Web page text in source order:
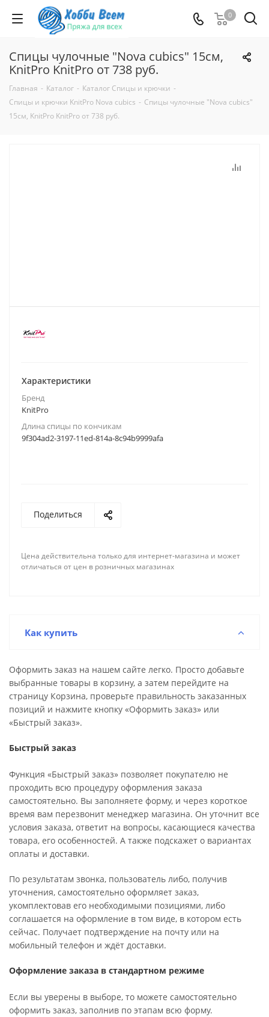
0
Спицы чулочные "Nova cubics" 15см,
KnitPro KnitPro от 738 руб.
Главная - Каталог - Каталог Спицы и крючки -
Спицы и крючки KnitPro Nova cubics - Спицы чулочные "Nova cubics"
15см, KnitPro KnitPro от 738 руб.
Характеристики
Бренд
KnitPro
Длина спицы по кончикам
9f304ad2-3197-11ed-814a-8c94b9999afa
Поделиться
Цена действительна только для интернет-магазина и может
отличаться от цен в розничных магазинах
Как купить
Оформить заказ на нашем сайте легко. Просто добавьте
выбранные товары в корзину, а затем перейдите на
страницу Корзина, проверьте правильность заказанных
позиций и нажмите кнопку «Оформить заказ» или
«Быстрый заказ».
Быстрый заказ
Функция «Быстрый заказ» позволяет покупателю не
проходить всю процедуру оформления заказа
самостоятельно. Вы заполняете форму, и через короткое
время вам перезвонит менеджер магазина. Он уточнит все
условия заказа, ответит на вопросы, касающиеся качества
товара, его особенностей. А также подскажет о вариантах
оплаты и доставки.
По результатам звонка, пользователь либо, получив
уточнения, самостоятельно оформляет заказ,
укомплектовав его необходимыми позициями, либо
соглашается на оформление в том виде, в котором есть
сейчас. Получает подтверждение на почту или на
мобильный телефон и ждёт доставки.
Оформление заказа в стандартном режиме
Если вы уверены в выборе, то можете самостоятельно
оформить заказ, заполнив по этапам всю форму.